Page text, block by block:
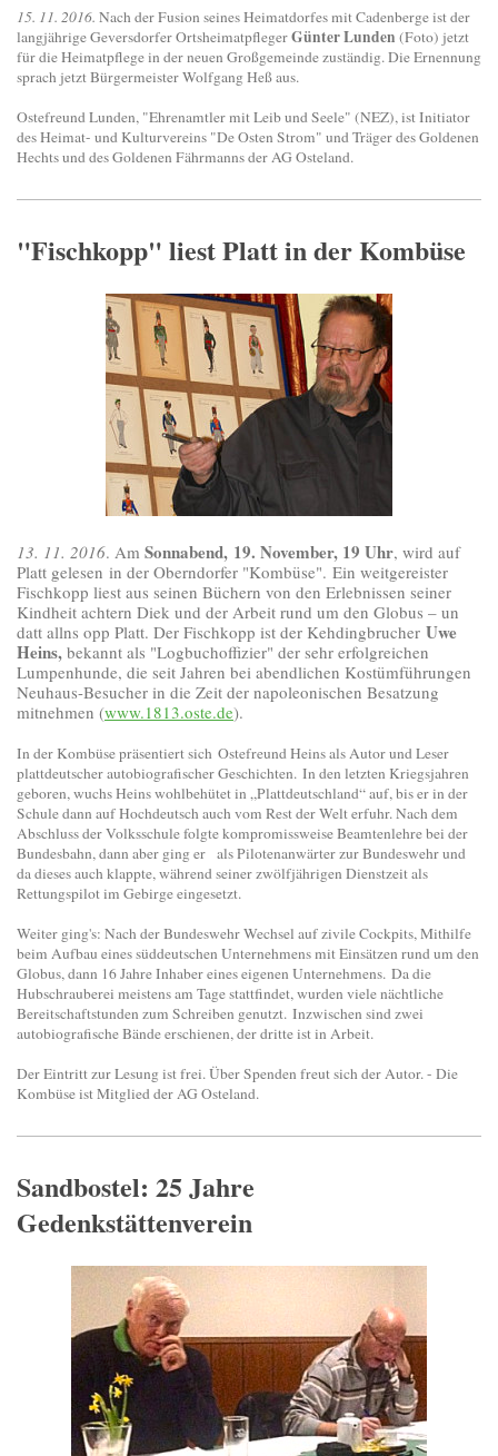
15. 11. 2016. Nach der Fusion seines Heimatdorfes mit Cadenberge ist der
langjährige Geversdorfer OrtsheimatpflegerGünter Lunden (Foto) jetzt
für die Heimatpflege in der neuen Großgemeinde zuständig. Die Ernennung
sprach jetzt Bürgermeister Wolfgang Heß aus.
Ostefreund Lunden, "Ehrenamtler mit Leib und Seele" (NEZ), ist Initiator
des Heimat- und Kulturvereins "De Osten Strom" und Träger des Goldenen
Hechts und des Goldenen Fährmanns der AG Osteland.
"Fischkopp" liest Platt in der Kombüse
13. 11. 2016. Am Sonnabend, 19. November, 19 Uhr, wird auf
Platt gelesen in der Oberndorfer "Kombüse". Ein weitgereister
Fischkopp liest aus seinen Büchern von den Erlebnissen seiner
Kindheit achtern Diek und der Arbeit rund um den Globus – un
datt allns opp Platt. Der Fischkopp ist der Kehdingbrucher Uwe
Heins, bekannt als "Logbuchoffizier" der sehr erfolgreichen
Lumpenhunde, die seit Jahren bei abendlichen Kostümführungen
Neuhaus-Besucher in die Zeit der napoleonischen Besatzung
mitnehmen (www.1813.oste.de).
In der Kombüse präsentiert sich Ostefreund Heins als Autor und Leser
plattdeutscher autobiografischer Geschichten. In den letzten Kriegsjahren
geboren, wuchs Heins wohlbehütet in „Plattdeutschland“ auf, bis er in der
Schule dann auf Hochdeutsch auch vom Rest der Welt erfuhr. Nach dem
Abschluss der Volksschule folgte kompromissweise Beamtenlehre bei der
Bundesbahn, dann aber ging er als Pilotenanwärter zur Bundeswehr und
da dieses auch klappte, während seiner zwölfjährigen Dienstzeit als
Rettungspilot im Gebirge eingesetzt.
Weiter ging's: Nach der Bundeswehr Wechsel auf zivile Cockpits, Mithilfe
beim Aufbau eines süddeutschen Unternehmens mit Einsätzen rund um den
Globus, dann 16 Jahre Inhaber eines eigenen Unternehmens. Da die
Hubschrauberei meistens am Tage stattfindet, wurden viele nächtliche
Bereitschaftstunden zum Schreiben genutzt. Inzwischen sind zwei
autobiografische Bände erschienen, der dritte ist in Arbeit.
Der Eintritt zur Lesung ist frei. Über Spenden freut sich der Autor. - Die
Kombüse ist Mitglied der AG Osteland.
Sandbostel: 25 Jahre
Gedenkstättenverein